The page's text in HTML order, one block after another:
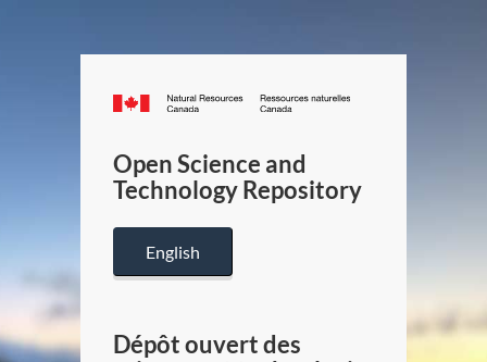
Canada.ca
/
Canada
Open Science and
Technology Repository
English
Dépôt ouvert des